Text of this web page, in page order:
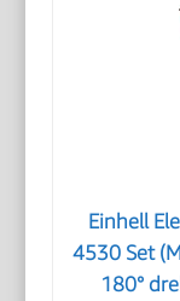
Einhell
4530 Set
180°